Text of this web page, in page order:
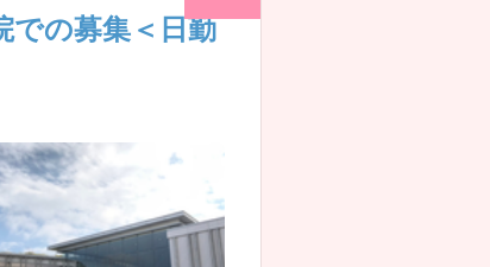
での募集＜日勤